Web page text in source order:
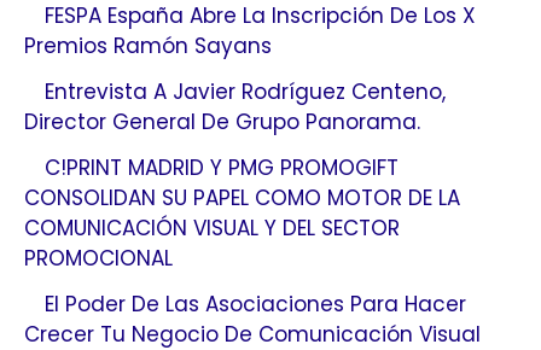
FESPA España Abre La Inscripción De Los X
Premios Ramón Sayans
Entrevista A Javier Rodríguez Centeno,
Director General De Grupo Panorama.
C!PRINT MADRID Y PMG PROMOGIFT
CONSOLIDAN SU PAPEL COMO MOTOR DE LA
COMUNICACIÓN VISUAL Y DEL SECTOR
PROMOCIONAL
El Poder De Las Asociaciones Para Hacer
Crecer Tu Negocio De Comunicación Visual